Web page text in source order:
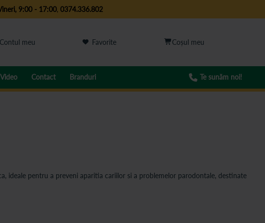
9:00 - 17:00, 0374.336.802
Contul meu Favorite
Video Contact Branduri Te sunăm noi!
ideale pentru a preveni aparitia cariilor si a problemelor parodontale, destinate